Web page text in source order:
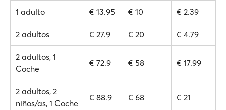
1 adulto € 13.95 € 10 € 2.39
2 adultos € 27.9 € 20 € 4.79
2 adultos, 1
Coche
€ 72.9 € 58 € 17.99
2 adultos, 2
niños/as, 1 Coche
€ 88.9 € 68 € 21